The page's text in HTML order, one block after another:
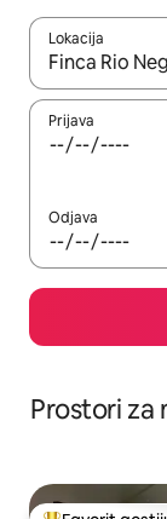
Lokacija
Kad su
Prijava
Odjava
Prostori za